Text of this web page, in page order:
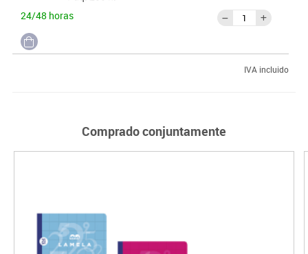
24/48 horas
IVA incluido
Comprado conjuntamente